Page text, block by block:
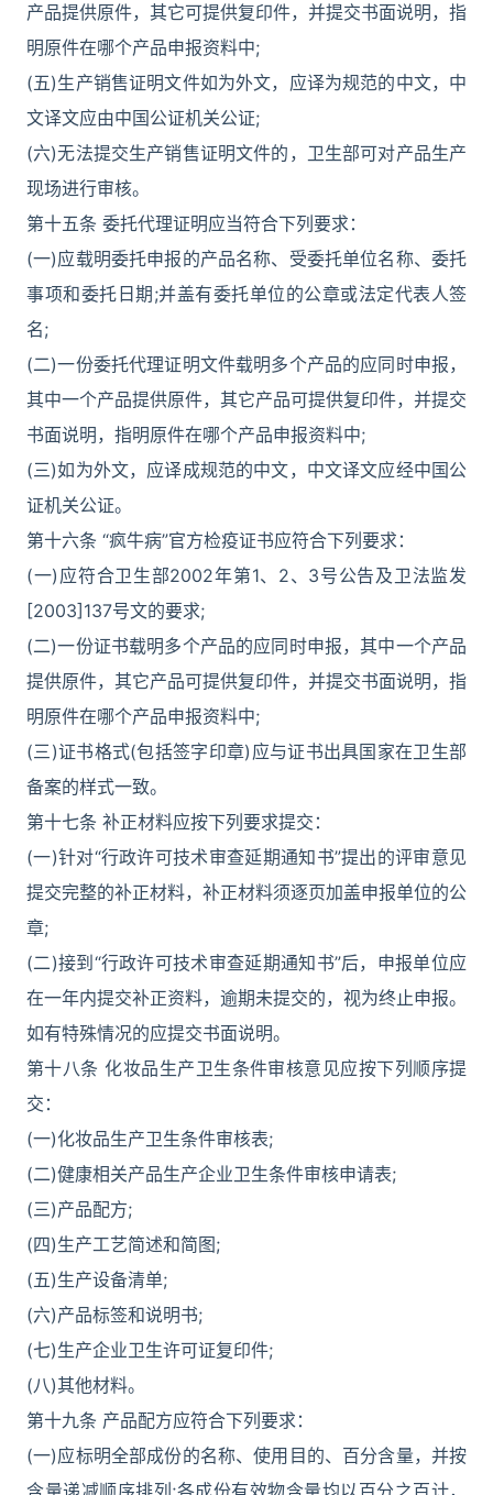
产品提供原件，其它可提供复印件，并提交书面说明，指
明原件在哪个产品申报资料中;
(五)生产销售证明文件如为外文，应译为规范的中文，中
文译文应由中国公证机关公证;
(六)无法提交生产销售证明文件的，卫生部可对产品生产
现场进行审核。
第十五条 委托代理证明应当符合下列要求：
(一)应载明委托申报的产品名称、受委托单位名称、委托
事项和委托日期;并盖有委托单位的公章或法定代表人签
名;
(二)一份委托代理证明文件载明多个产品的应同时申报，
其中一个产品提供原件，其它产品可提供复印件，并提交
书面说明，指明原件在哪个产品申报资料中;
(三)如为外文，应译成规范的中文，中文译文应经中国公
证机关公证。
第十六条 “疯牛病”官方检疫证书应符合下列要求：
(一)应符合卫生部2002年第1、2、3号公告及卫法监发
[2003]137号文的要求;
(二)一份证书载明多个产品的应同时申报，其中一个产品
提供原件，其它产品可提供复印件，并提交书面说明，指
明原件在哪个产品申报资料中;
(三)证书格式(包括签字印章)应与证书出具国家在卫生部
备案的样式一致。
第十七条 补正材料应按下列要求提交：
(一)针对“行政许可技术审查延期通知书”提出的评审意见
提交完整的补正材料，补正材料须逐页加盖申报单位的公
章;
(二)接到“行政许可技术审查延期通知书”后，申报单位应
在一年内提交补正资料，逾期未提交的，视为终止申报。
如有特殊情况的应提交书面说明。
第十八条 化妆品生产卫生条件审核意见应按下列顺序提
交：
(一)化妆品生产卫生条件审核表;
(二)健康相关产品生产企业卫生条件审核申请表;
(三)产品配方;
(四)生产工艺简述和简图;
(五)生产设备清单;
(六)产品标签和说明书;
(七)生产企业卫生许可证复印件;
(八)其他材料。
第十九条 产品配方应符合下列要求：
(一)应标明全部成份的名称、使用目的、百分含量，并按
含量递减顺序排列;各成份有效物含量均以百分之百计，